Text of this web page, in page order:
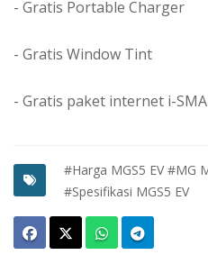
- Gratis Portable Charger
- Gratis Window Tint
- Gratis paket internet i-
#Harga MGS5 EV #MG
#Spesifikasi MGS5 EV